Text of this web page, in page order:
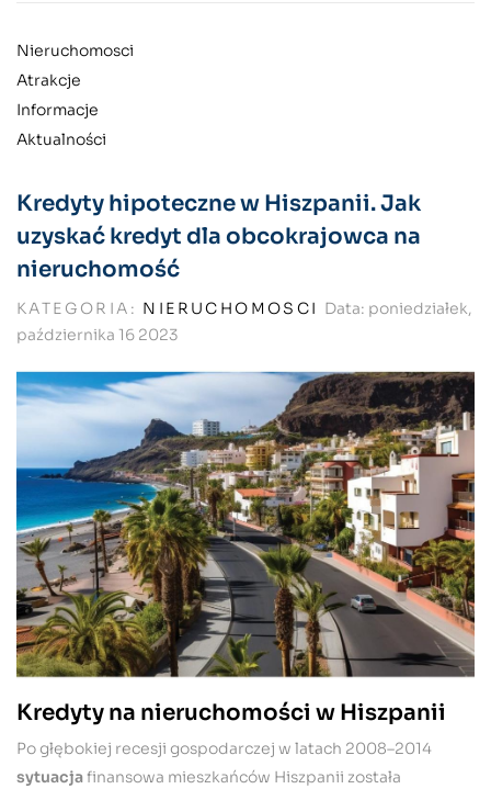
Nieruchomosci
Atrakcje
Informacje
Aktualności
Kredyty hipoteczne w Hiszpanii. Jak
uzyskać kredyt dla obcokrajowca na
nieruchomość
KATEGORIA: NIERUCHOMOSCI Data: poniedziałek,
października 16 2023
Kredyty na nieruchomości w Hiszpanii
Po głębokiej recesji gospodarczej w latach 2008–2014
sytuacjafinansowa mieszkańców Hiszpanii została